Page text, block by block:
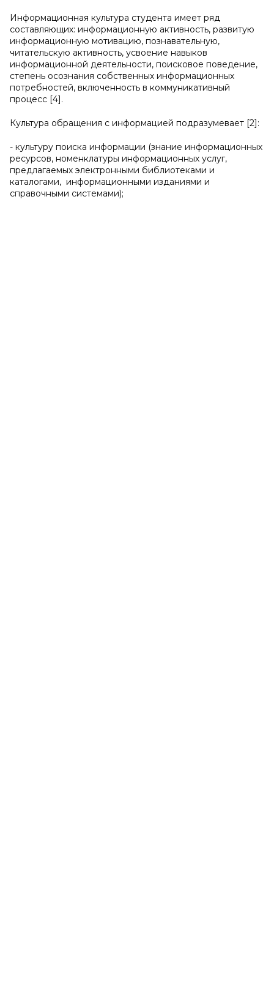
Информационная культура студента имеет ряд
составляющих: информационную активность, развитую
информационную мотивацию, познавательную,
читательскую активность, усвоение навыков
информационной деятельности, поисковое поведение,
степень осознания собственных информационных
потребностей, включенность в коммуникативный
процесс [4].
Культура обращения с информацией подразумевает [2]:
- культуру поиска информации (знание информационных
ресурсов, номенклатуры информационных услуг,
предлагаемых электронными библиотеками и
каталогами, информационными изданиями и
справочными системами);